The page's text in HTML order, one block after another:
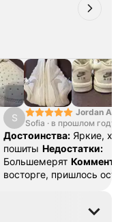
S
Jordan Air
SE "Turf
Sofia · в прошлом году
Достоинства: Яркие,
пошиты Недостатки:
Большемерят
восторге, пришлось
38